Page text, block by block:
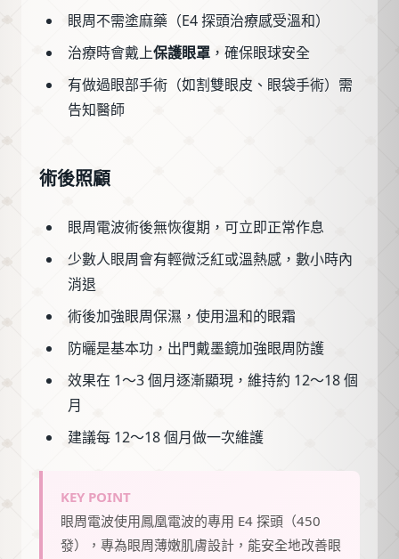
眼周不需塗麻藥（E4 探頭治療感受溫和）
治療時會戴上保護眼罩 ，確保眼球安全
有做過眼部手術（如割雙眼皮、眼袋手術）需
告知醫師
術後照顧
眼周電波術後無恢復期，可立即正常作息
少數人眼周會有輕微泛紅或溫熱感，數小時內
消退
術後加強眼周保濕，使用溫和的眼霜
防曬是基本功，出門戴墨鏡加強眼周防護
效果在 1～3 個月逐漸顯現，維持約 12～18 個
月
建議每 12～18 個月做一次維護
KEY POINT
眼周電波使用鳳凰電波的專用 E4 探頭（450
發），專為眼周薄嫩肌膚設計，能安全地改善眼